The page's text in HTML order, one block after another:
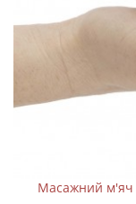
Масажний м'яч